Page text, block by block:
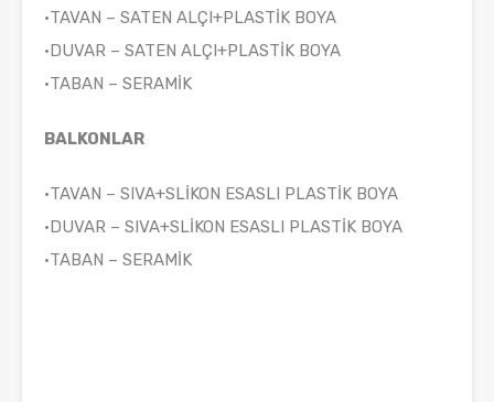
•TAVAN – SATEN ALÇI+PLASTİK BOYA
•DUVAR – SATEN ALÇI+PLASTİK BOYA
•TABAN – SERAMİK
BALKONLAR
•TAVAN – SIVA+SLİKON ESASLI PLASTİK BOYA
•DUVAR – SIVA+SLİKON ESASLI PLASTİK BOYA
•TABAN – SERAMİK